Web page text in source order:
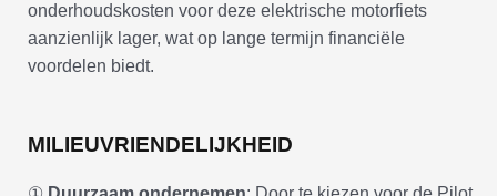
onderhoudskosten voor deze elektrische motorfiets
aanzienlijk lager, wat op lange termijn financiële
voordelen biedt.
MILIEUVRIENDELIJKHEID